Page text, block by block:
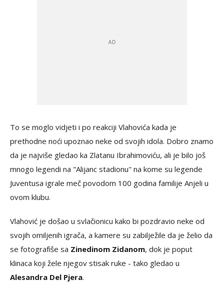
To se moglo vidjeti i po reakciji Vlahovića kada je
prethodne noći upoznao neke od svojih idola. Dobro znamo
da je najviše gledao ka Zlatanu Ibrahimoviću, ali je bilo još
mnogo legendi na "Alijanc stadionu" na kome su legende
Juventusa igrale meč povodom 100 godina familije Anjeli u
ovom klubu.
Vlahović je došao u svlačionicu kako bi pozdravio neke od
svojih omiljenih igrača, a kamere su zabilježile da je želio da
se fotografiše sa Zinedinom Zidanom, dok je poput
klinaca koji žele njegov stisak ruke - tako gledao u
Alesandra Del Pjera.